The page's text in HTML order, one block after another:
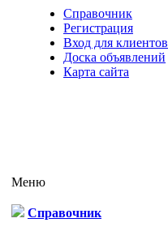
Справочник
Регистрация
Вход для клиентов
Доска объявлений
Карта сайта
Меню
Справочник